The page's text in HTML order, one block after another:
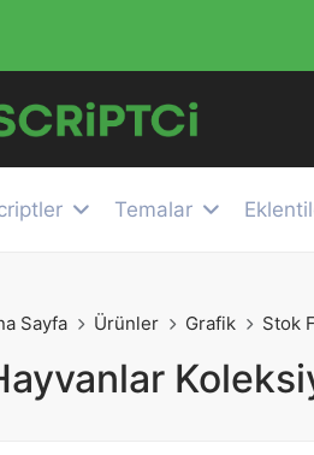
Temalar
Sayfa Ürünler Grafik Stok